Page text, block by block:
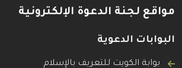
مواقع لجنة الدعوة الإلكترونية
البوابات الدعوية
بوابة الكويت للتعريف بالإسلام